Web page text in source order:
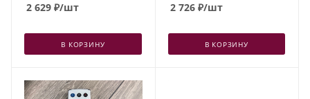
2 629 ₽/шт
В КОРЗИНУ
2 726₽/шт
В КОРЗИНУ